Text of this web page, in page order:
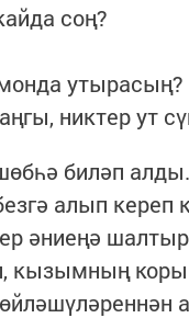
соң?
утырасың?
никтер ут
биләп
алып кереп
әниеңә
кызымның коры